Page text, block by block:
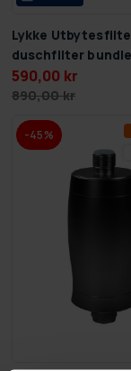
Lykke
duschfilter
590,00 kr
890,00 kr
-45%